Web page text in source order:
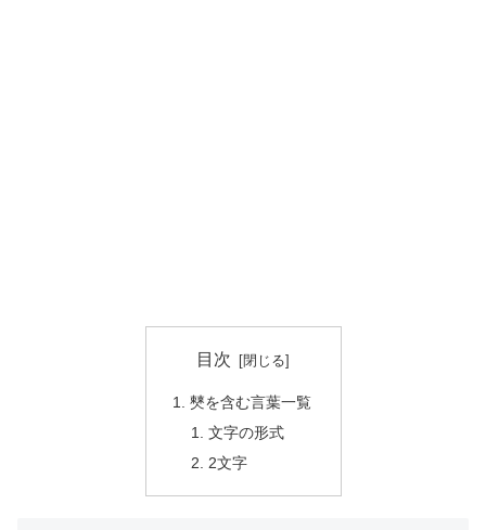
目次
僰を含む言葉一覧
文字の形式
2文字